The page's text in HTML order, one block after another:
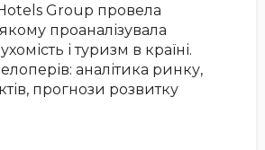
Group провела
проаналізувала
і туризм в країні.
аналітика ринку,
прогнози розвитку